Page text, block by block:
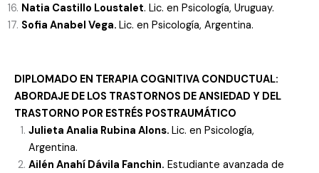
Natia Castillo Loustalet. Lic. en Psicología, Uruguay.
Sofia Anabel Vega. Lic. en Psicología, Argentina.
DIPLOMADO EN TERAPIA COGNITIVA CONDUCTUAL:
ABORDAJE DE LOS TRASTORNOS DE ANSIEDAD Y DEL
TRASTORNO POR ESTRÉS POSTRAUMÁTICO
Julieta Analia Rubina Alons. Lic. en Psicología,
Argentina.
Ailén Anahí Dávila Fanchin. Estudiante avanzada de